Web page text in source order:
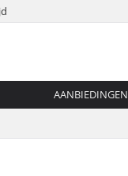
AANBIEDINGEN